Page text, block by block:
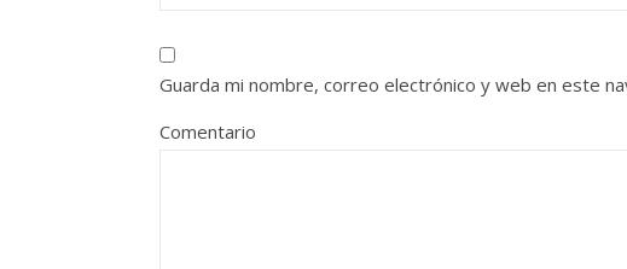
Guarda mi nombre, correo electrónico y web en este
Comentario